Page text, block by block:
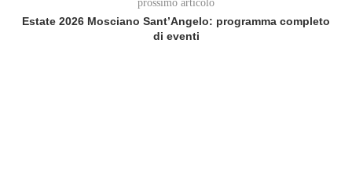
prossimo articolo
Estate 2026 Mosciano Sant’Angelo: programma completo
di eventi